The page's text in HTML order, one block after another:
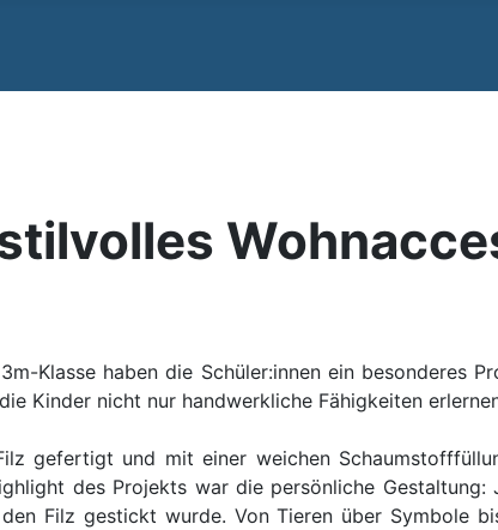
Klasse haben die Schüler:innen ein besonderes
Kinder nicht nur handwerkliche Fähigkeiten
gefertigt und mit einer weichen
des Projekts war die persönliche
Filz gestickt wurde. Von Tieren über Symbole